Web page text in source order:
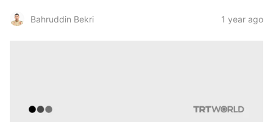
Bahruddin Bekri 1 year ago